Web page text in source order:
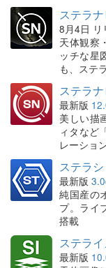
ステラ
8月4日 リ
天体観察
ッチな星
も、ステ
ステラ
最新版
美しい描
ィタなど
レーショ
ステラ
最新版
純国産の
プ。ライ
搭載
ステラ
最新版